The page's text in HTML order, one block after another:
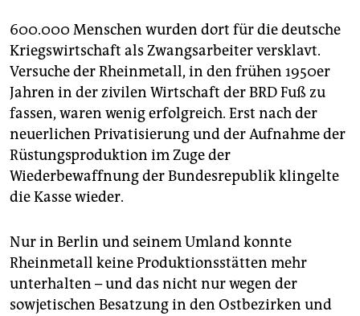
Das Netzwerk
"Global Net – Stop the Arms“sammelt Informationen
über Rüstungsexporte sowie über Täter und Opfer
von Waffenhandel und stellt diese auf seiner
Webseite in derzeit acht Sprachen, darunter Deutsch,
Englisch, Kurdisch und Armenisch, zur Verfügung.
Zudem informiert es über Möglichkeiten, gegen
Waffenhandel aktiv zu werden. Das alles hier:
https://www.gn-stat.org
600.000 Menschen wurden dort für die deutsche
Kriegswirtschaft als Zwangsarbeiter versklavt.
Versuche der Rheinmetall, in den frühen 1950er
Jahren in der zivilen Wirtschaft der BRD Fuß zu
fassen, waren wenig erfolgreich. Erst nach der
neuerlichen Privatisierung und der Aufnahme der
Rüstungsproduktion im Zuge der
Wiederbewaffnung der Bundesrepublik klingelte
die Kasse wieder.
Nur in Berlin und seinem Umland konnte
Rheinmetall keine Produktionsstätten mehr
unterhalten – und das nicht nur wegen der
sowjetischen Besatzung in den Ostbezirken und